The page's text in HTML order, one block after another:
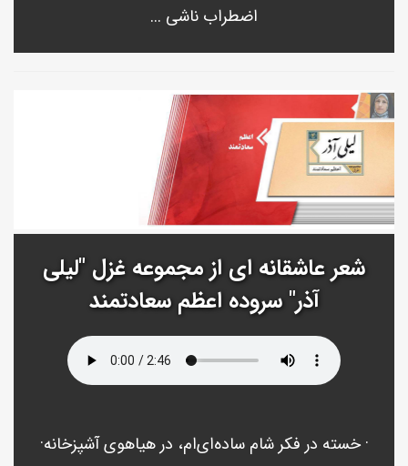
اضطراب ناشی ...
شعر عاشقانه ای از مجموعه غزل "لیلی
آذر" سروده اعظم سعادتمند
· خسته در فکر شام ساده‌ای‌ام، در هیاهوی آشپزخانه·